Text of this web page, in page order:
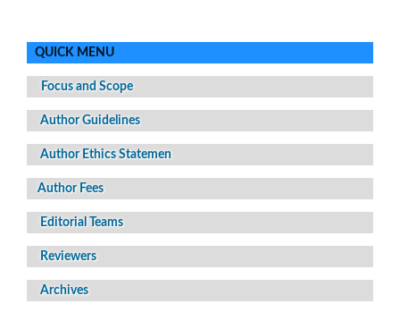
QUICK MENU
Focus and Scope
Author Guidelines
Author Ethics Statemen
Author Fees
Editorial Teams
Reviewers
Archives